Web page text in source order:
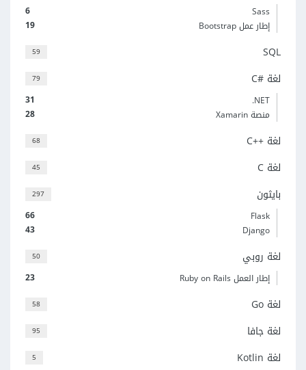
6
Sass
19
إطار عمل Bootstrap
59 SQL
79 لغة C#‎
31
‎.NET
28
منصة Xamarin
68 لغة C++‎
45 لغة C
297 بايثون
66
Flask
43
Django
50 لغة روبي
23 إطار العمل Ruby on Rails
58 لغة Go
95 لغة جافا
5 لغة Kotlin